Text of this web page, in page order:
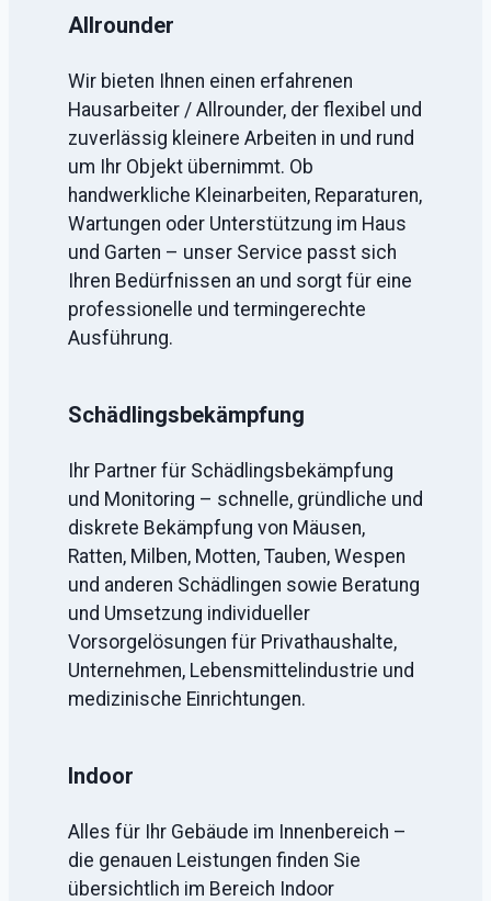
Allrounder
Wir bieten Ihnen einen erfahrenen
Hausarbeiter / Allrounder, der flexibel und
zuverlässig kleinere Arbeiten in und rund
um Ihr Objekt übernimmt. Ob
handwerkliche Kleinarbeiten, Reparaturen,
Wartungen oder Unterstützung im Haus
und Garten – unser Service passt sich
Ihren Bedürfnissen an und sorgt für eine
professionelle und termingerechte
Ausführung.
Schädlingsbekämpfung
Ihr Partner für Schädlingsbekämpfung
und Monitoring – schnelle, gründliche und
diskrete Bekämpfung von Mäusen,
Ratten, Milben, Motten, Tauben, Wespen
und anderen Schädlingen sowie Beratung
und Umsetzung individueller
Vorsorgelösungen für Privathaushalte,
Unternehmen, Lebensmittelindustrie und
medizinische Einrichtungen.
Indoor
Alles für Ihr Gebäude im Innenbereich –
die genauen Leistungen finden Sie
übersichtlich im Bereich Indoor